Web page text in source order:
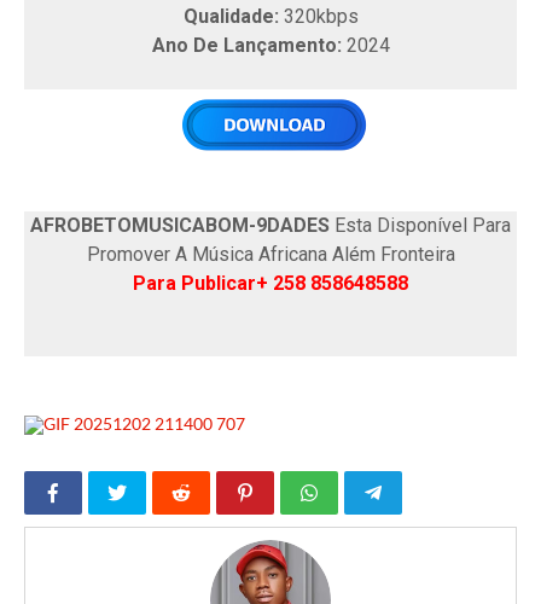
Qualidade: 320kbps
Ano De Lançamento: 2024
AFROBETOMUSICABOM-9DADES Esta Disponível Para
Promover A Música Africana Além Fronteira
Para Publicar+ 258 858648588